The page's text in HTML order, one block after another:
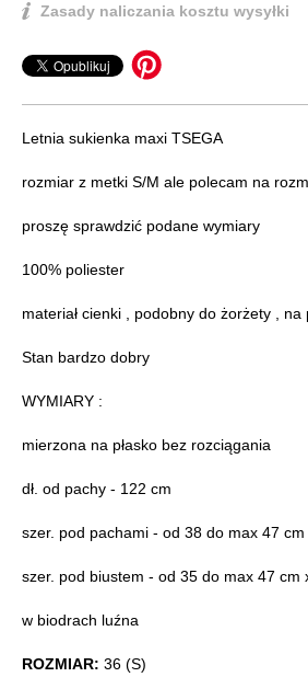
Zasady naliczania kosztu wysyłki
Letnia sukienka maxi TSEGA
rozmiar z metki S/M ale polecam na
proszę sprawdzić podane wymiary
100% poliester
materiał cienki , podobny do żorżety , na
Stan bardzo dobry
WYMIARY :
mierzona na płasko bez rozciągania
dł. od pachy - 122 cm
szer. pod pachami - od 38 do max 47 cm
szer. pod biustem - od 35 do max 47 cm
w biodrach luźna
ROZMIAR: 36 (S)